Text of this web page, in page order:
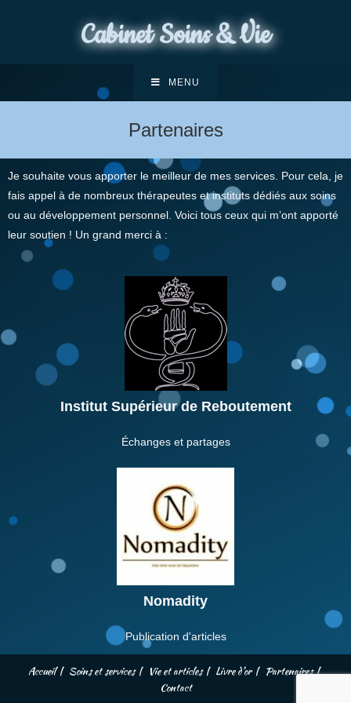
Cabinet Soins & Vie
MENU
Partenaires
Je souhaite vous apporter le meilleur de mes services. Pour cela, je
fais appel à de nombreux thérapeutes et instituts dédiés aux soins
ou au développement personnel. Voici tous ceux qui m’ont apporté
leur soutien ! Un grand merci à :
Institut Supérieur de Reboutement
Échanges et partages
Nomadity
Publication d'articles
Accueil Soins et services Vie et articles Livre d’or
Partenaires
Contact